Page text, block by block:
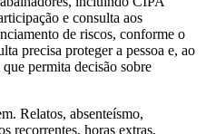
e consulta aos
de riscos, conforme o
precisa proteger a pessoa e, ao
permita decisão sobre
Relatos, absenteísmo,
recorrentes, horas extras,